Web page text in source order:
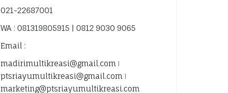
021-22687001
WA : 081319805915 | 0812 9030 9065
Email :
madirimultikreasi@gmail.com ǀ
ptsriayumultikreasi@gmail.com ǀ
marketing@ptsriayumultikreasi.com